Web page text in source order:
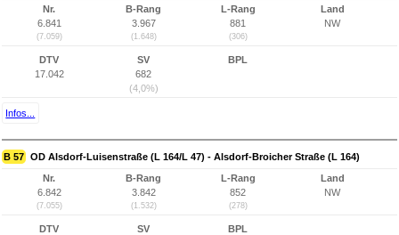
Nr.
6.841
(7.059)
B-Rang
3.967
(1.648)
L-Rang
881
(306)
Land
NW
DTV
17.042
SV
682
(4,0%)
BPL
Infos...
B 57 OD Alsdorf-Luisenstraße (L 164/L 47) - Alsdorf-Broicher Straße (L 164)
Nr.
6.842
(7.055)
B-Rang
3.842
(1.532)
L-Rang
852
(278)
Land
NW
DTV
SV
BPL